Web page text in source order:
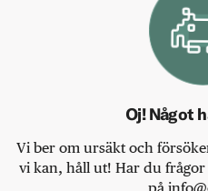
Oj! Något
Vi ber om ursäkt och
vi kan, håll ut! Har du